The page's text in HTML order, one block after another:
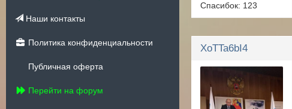
Наши контакты
Политика конфиденциальности
Публичная оферта
Перейти на форум
Спасибок: 123
XoTTa6bI4